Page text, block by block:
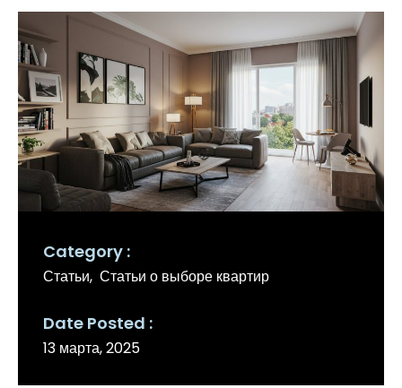
Category
Статьи Статьи о выборе квартир
Date Posted
13 марта, 2025